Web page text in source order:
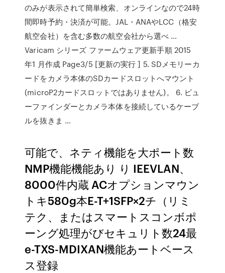
のみが表示されて簡単検索、オンラインなので24時
間即時予約・決済が可能。JAL・ANAやLCC（格安
航空会社）を含む多数の航空会社から選べ …
Varicam シリーズ ファームウェア更新手順 2015
年1 月作成 Page3/5 [更新の実行 ] 5. SDメモリーカ
ードをカメラ本体のSDカードスロットへマウント
(microP2カードスロットではありません)。 6. ビュ
ーファインダーとカメラ本体を接続しているケーブ
ルを抜きま …
可能で、ネティ機能を大ポート数
NMP機能機能あり り IEEVLAN、
8000件内蔵 ACオプションマウン
トキ580g本E-T+1SFP×2チ（リミ
テク、またはスマートスコンボポ
ーング処理がびセキュリト数24最
e-TXS-MDIXAN機能あートベース
ス登録